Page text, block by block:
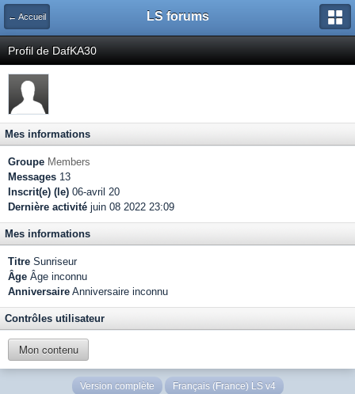
← Accueil LS forums
Profil de DafKA30
Mes informations
Groupe Members
Messages 13
Inscrit(e) (le) 06-avril 20
Dernière activité juin 08 2022 23:09
Mes informations
Titre Sunriseur
Âge Âge inconnu
Anniversaire Anniversaire inconnu
Contrôles utilisateur
Mon contenu
Version complète Français (France) LS v4